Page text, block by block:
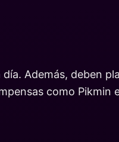
Además, deben
como Pikmin